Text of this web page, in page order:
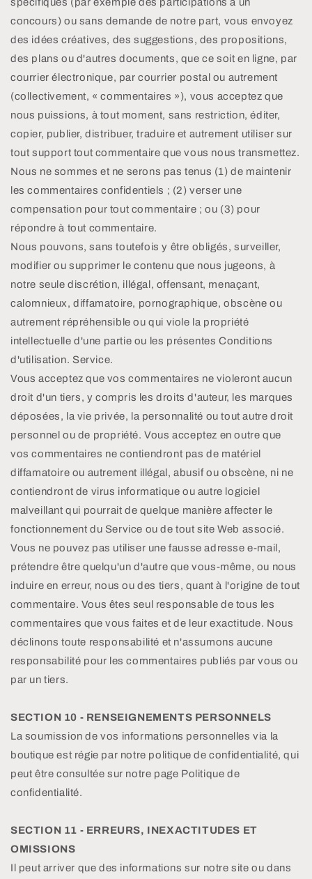
concours) ou sans demande de notre part, vous envoyez
des idées créatives, des suggestions, des propositions,
des plans ou d'autres documents, que ce soit en ligne, par
courrier électronique, par courrier postal ou autrement
(collectivement, « commentaires »), vous acceptez que
nous puissions, à tout moment, sans restriction, éditer,
copier, publier, distribuer, traduire et autrement utiliser sur
tout support tout commentaire que vous nous transmettez.
Nous ne sommes et ne serons pas tenus (1) de maintenir
les commentaires confidentiels ; (2) verser une
compensation pour tout commentaire ; ou (3) pour
répondre à tout commentaire.
Nous pouvons, sans toutefois y être obligés, surveiller,
modifier ou supprimer le contenu que nous jugeons, à
notre seule discrétion, illégal, offensant, menaçant,
calomnieux, diffamatoire, pornographique, obscène ou
autrement répréhensible ou qui viole la propriété
intellectuelle d'une partie ou les présentes Conditions
d'utilisation. Service.
Vous acceptez que vos commentaires ne violeront aucun
droit d'un tiers, y compris les droits d'auteur, les marques
déposées, la vie privée, la personnalité ou tout autre droit
personnel ou de propriété. Vous acceptez en outre que
vos commentaires ne contiendront pas de matériel
diffamatoire ou autrement illégal, abusif ou obscène, ni ne
contiendront de virus informatique ou autre logiciel
malveillant qui pourrait de quelque manière affecter le
fonctionnement du Service ou de tout site Web associé.
Vous ne pouvez pas utiliser une fausse adresse e-mail,
prétendre être quelqu'un d'autre que vous-même, ou nous
induire en erreur, nous ou des tiers, quant à l'origine de tout
commentaire. Vous êtes seul responsable de tous les
commentaires que vous faites et de leur exactitude. Nous
déclinons toute responsabilité et n'assumons aucune
responsabilité pour les commentaires publiés par vous ou
par un tiers.
SECTION 10 - RENSEIGNEMENTS PERSONNELS
La soumission de vos informations personnelles via la
boutique est régie par notre politique de confidentialité, qui
peut être consultée sur notre page Politique de
confidentialité.
SECTION 11 - ERREURS, INEXACTITUDES ET
OMISSIONS
Il peut arriver que des informations sur notre site ou dans